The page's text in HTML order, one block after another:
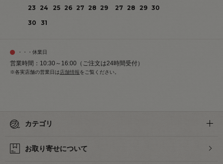
23
24 25 26 27 28 29
30
31
27 28 29 30
・・・休業日
営業時間：10:30～16:00（ご注文は24時間受付）
※各実店舗の営業日は 店舗情報をご覧ください。
カテゴリ
お取り寄せについて